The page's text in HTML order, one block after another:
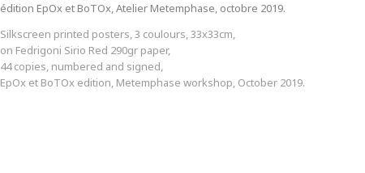
édition EpOx et BoTOx, Atelier Metemphase, octobre 2019.
Silkscreen printed posters, 3 coulours, 33x33cm,
on Fedrigoni Sirio Red 290gr paper,
44 copies, numbered and signed,
EpOx et BoTOx edition, Metemphase workshop, October 2019.